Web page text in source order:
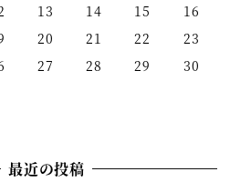
13 14 15
16
20 21 22
23
27 28 29
30
最近の投稿